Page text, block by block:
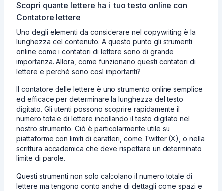
Scopri quante lettere ha il tuo testo online con
Contatore lettere
Uno degli elementi da considerare nel copywriting è la
lunghezza del contenuto. A questo punto gli strumenti
online come i contatori di lettere sono di grande
importanza. Allora, come funzionano questi contatori di
lettere e perché sono così importanti?
Il contatore delle lettere è uno strumento online semplice
ed efficace per determinare la lunghezza del testo
digitato. Gli utenti possono scoprire rapidamente il
numero totale di lettere incollando il testo digitato nel
nostro strumento. Ciò è particolarmente utile su
piattaforme con limiti di caratteri, come Twitter (X), o nella
scrittura accademica che deve rispettare un determinato
limite di parole.
Questi strumenti non solo calcolano il numero totale di
lettere ma tengono conto anche di dettagli come spazi e